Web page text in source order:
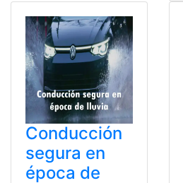
Conducción
segura en
época de